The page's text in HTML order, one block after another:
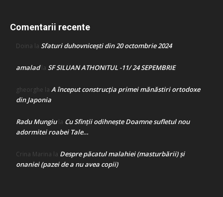
Comentarii recente
Doina la Sfaturi duhovnicești din 20 octombrie 2024
amaladla SF SILUAN ATHONITUL -11/ 24 SEPEMBRIE
gheorghe la A început construcţia primei mănăstiri ortodoxe
din Japonia
Radu Mungiula Cu Sfinții odihnește Doamne sufletul nou
adormitei roabei Tale…
Crina Marina la Despre păcatul malahiei (masturbării) şi
onaniei (pazei de a nu avea copii)